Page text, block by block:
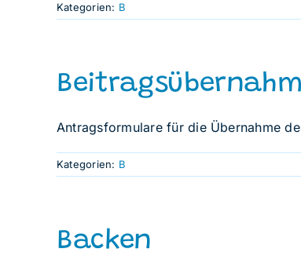
Kategorien: B
Antragsformulare für die Übernahme
Kategorien: B
Backen